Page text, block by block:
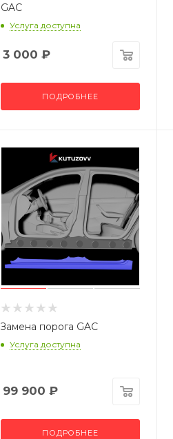
GAC
Услуга доступна
3 000 ₽
ПОДРОБНЕЕ
Замена порога GAC
Услуга доступна
99 900 ₽
ПОДРОБНЕЕ